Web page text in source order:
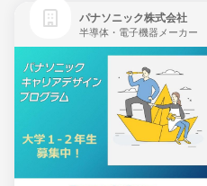
パナソニック株式会社
半導体・電子機器メーカー